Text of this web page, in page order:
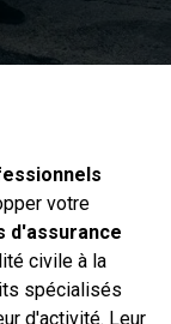
votre
d'assurance
civile à la
spécialisés
d'activité. Leur